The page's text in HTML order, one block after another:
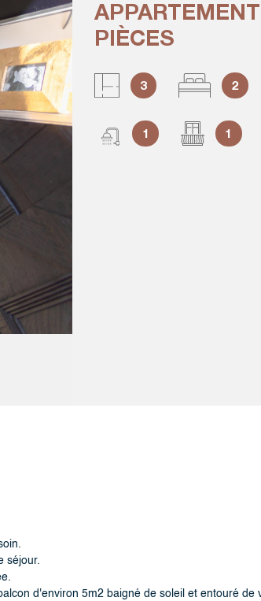
PIÈCES
3 2
1 1
séjour.
d'environ 5m2 baigné de soleil et entouré de